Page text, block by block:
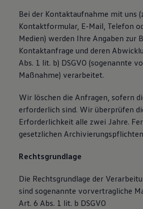
Bei der Kontaktaufnahme mit uns
Kontaktformular, E-Mail, Telefon
Medien) werden Ihre Angaben zur
Kontaktanfrage und deren
Abs. 1 lit. b) DSGVO (sogenannte
Maßnahme) verarbeitet.
Wir löschen die Anfragen, sofern
erforderlich sind. Wir überprüfen
Erforderlichkeit alle zwei Jahre.
gesetzlichen
Rechtsgrundlage
Die Rechtsgrundlage der
sind sogenannte vorvertragliche
Art. 6 Abs. 1 lit. b DSGVO